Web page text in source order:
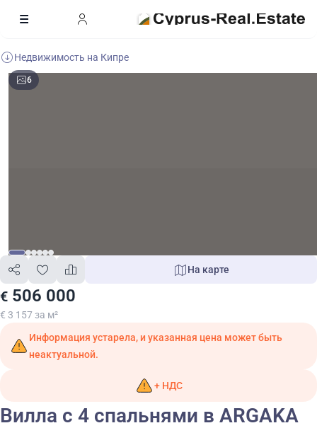
Недвижимость на Кипре
6
€ 506 000
€ 3 157 за м²
На карте
Информация устарела, и указанная цена может быть
неактуальной.
+ НДС
Вилла с 4 спальнями в ARGAKA